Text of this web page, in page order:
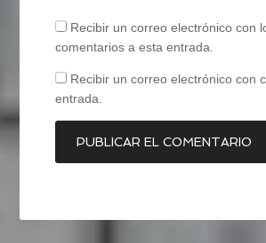
Recibir un correo electrónico con
comentarios a esta entrada.
Recibir un correo electrónico con
entrada.